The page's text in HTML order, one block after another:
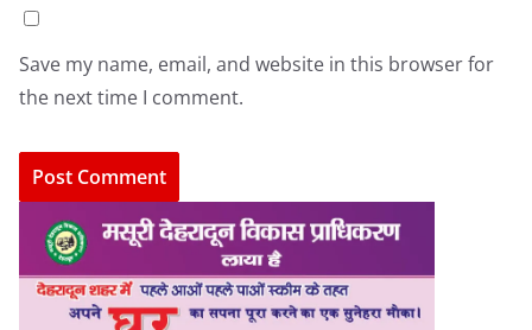
Save my name, email, and website in this browser for
the next time I comment.